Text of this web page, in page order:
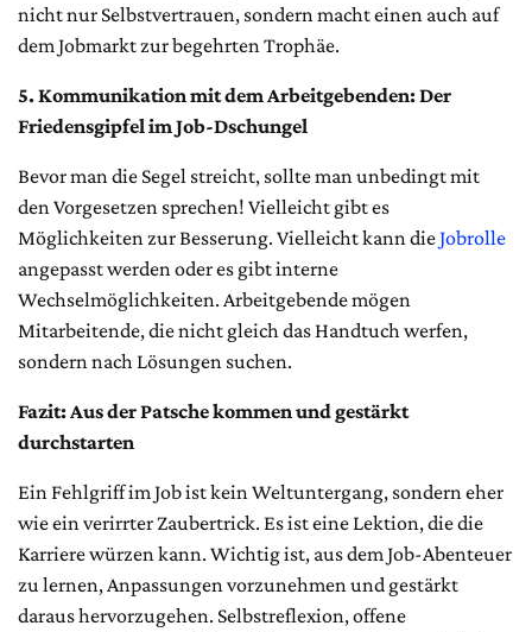
nicht nur Selbstvertrauen, sondern macht einen auch auf
dem Jobmarkt zur begehrten Trophäe.
5. Kommunikation mit dem Arbeitgebenden: Der
Friedensgipfel im Job-Dschungel
Bevor man die Segel streicht, sollte man unbedingt mit
den Vorgesetzen sprechen! Vielleicht gibt es
Möglichkeiten zur Besserung. Vielleicht kann dieJobrolle
angepasst werden oder es gibt interne
Wechselmöglichkeiten. Arbeitgebende mögen
Mitarbeitende, die nicht gleich das Handtuch werfen,
sondern nach Lösungen suchen.
Fazit: Aus der Patsche kommen und gestärkt
durchstarten
Ein Fehlgriff im Job ist kein Weltuntergang, sondern eher
wie ein verirrter Zaubertrick. Es ist eine Lektion, die die
Karriere würzen kann. Wichtig ist, aus dem Job-Abenteuer
zu lernen, Anpassungen vorzunehmen und gestärkt
daraus hervorzugehen. Selbstreflexion, offene